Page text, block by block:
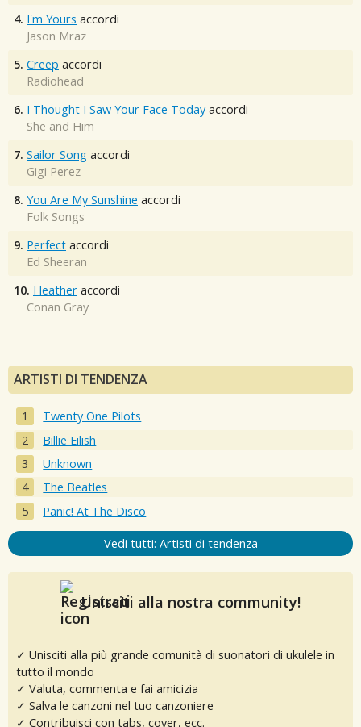
4. I'm Yours accordi
Jason Mraz
5. Creep accordi
Radiohead
6. I Thought I Saw Your Face Today accordi
She and Him
7. Sailor Song accordi
Gigi Perez
8. You Are My Sunshine accordi
Folk Songs
9. Perfect accordi
Ed Sheeran
10. Heather accordi
Conan Gray
ARTISTI DI TENDENZA
Twenty One Pilots
Billie Eilish
Unknown
The Beatles
Panic! At The Disco
Vedi tutti: Artisti di tendenza
Unisciti alla nostra community!
✓ Unisciti alla più grande comunità di suonatori di ukulele in
tutto il mondo
✓ Valuta, commenta e fai amicizia
✓ Salva le canzoni nel tuo canzoniere
✓ Contribuisci con tabs, cover, ecc.